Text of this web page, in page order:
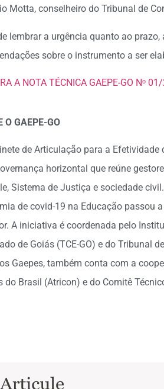
Motta, conselheiro do Tribunal de
lembrar a urgência quanto ao
sobre o instrumento a ser
A NOTA TÉCNICA GAEPE-GO Nᵒ
O GAEPE-GO
de Articulação para a
horizontal que reúne
Sistema de Justiça e sociedade
de covid-19 na Educação passou
A iniciativa é coordenada pelo
de Goiás (TCE-GO) e do Tribunal
Gaepes, também conta com a
do Brasil (Atricon) e do Comitê